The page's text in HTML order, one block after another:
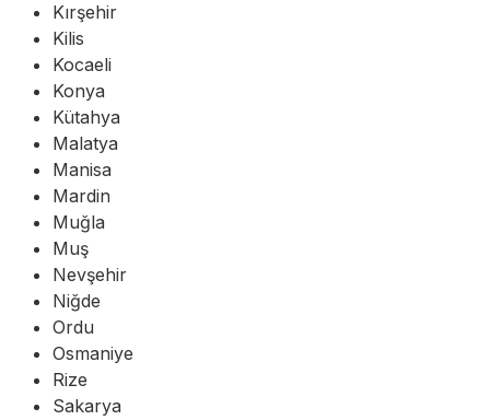
Kırşehir
Kilis
Kocaeli
Konya
Kütahya
Malatya
Manisa
Mardin
Muğla
Muş
Nevşehir
Niğde
Ordu
Osmaniye
Rize
Sakarya